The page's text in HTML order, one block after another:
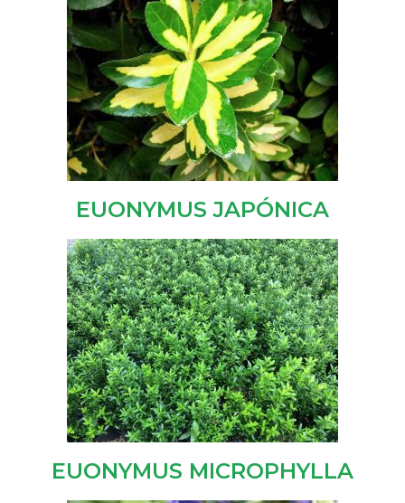
EUONYMUS JAPÓNICA
EUONYMUS MICROPHYLLA